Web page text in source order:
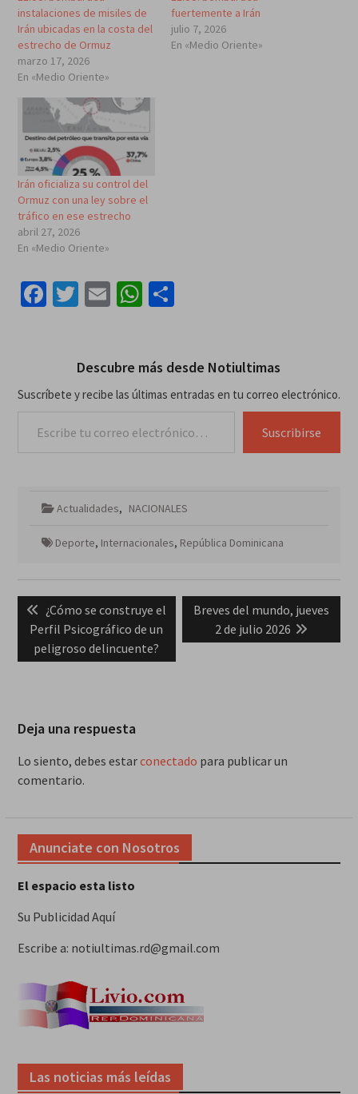
instalaciones de misiles de
Irán ubicadas en la costa del
estrecho de Ormuz
marzo 17, 2026
En «Medio Oriente»
fuertemente a Irán
julio 7, 2026
En «Medio Oriente»
Irán oficializa su control del
Ormuz con una ley sobre el
tráfico en ese estrecho
abril 27, 2026
En «Medio Oriente»
Facebook
Twitter
EmailWhatsApp
Compartir
Descubre más desde Notiultimas
Suscríbete y recibe las últimas entradas en tu correo electrónico.
Suscribirse
Actualidades, NACIONALES
Deporte, Internacionales, República Dominicana
de
entradas
Previous
post:
¿Cómo se construye el
Perfil Psicográfico de un
peligroso delincuente?
Next
post:
Breves del mundo, jueves
2 de julio 2026
Deja una respuesta
Lo siento, debes estarconectado para publicar un
comentario.
Anunciate con Nosotros
El espacio esta listo
Su Publicidad Aquí
Escribe a: notiultimas.rd@gmail.com
Las noticias más leídas